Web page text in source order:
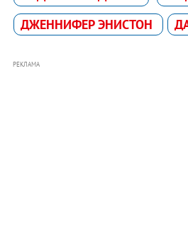
ДЖЕННИФЕР ЭНИСТОН
РЕКЛАМА